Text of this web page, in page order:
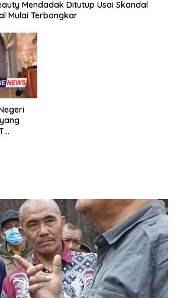
Mendadak Ditutup Usai Skandal
Mulai Terbongkar